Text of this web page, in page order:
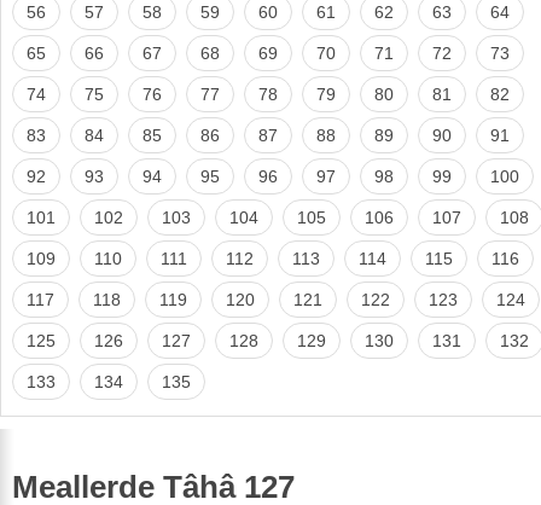
56 57 58 59 60 61 62 63 64
65 66 67 68 69 70 71 72 73
74 75 76 77 78 79 80 81 82
83 84 85 86 87 88 89 90 91
92 93 94 95 96 97 98 99 100
101 102 103 104 105 106 107 108
109 110 111 112 113 114 115 116
117 118 119 120 121 122 123 124
125 126 127 128 129 130 131 132
133 134 135
Meallerde Tâhâ 127